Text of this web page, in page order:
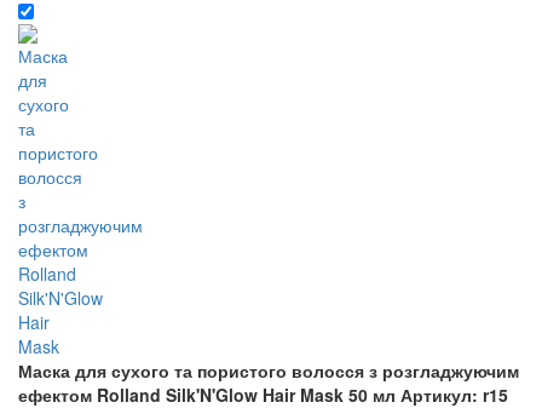
Маска для сухого та пористого волосся з розгладжуючим
ефектом Rolland Silk'N'Glow Hair Mask 50 мл Артикул: r15